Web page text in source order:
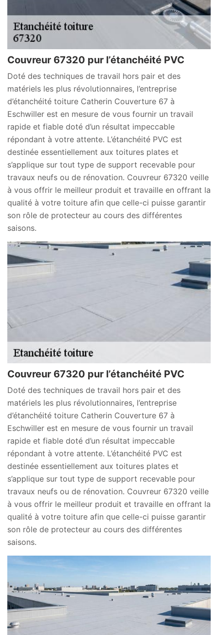
Couvreur 67320 pur l’étanchéité PVC
Doté des techniques de travail hors pair et des
matériels les plus révolutionnaires, l’entreprise
d’étanchéité toiture Catherin Couverture 67 à
Eschwiller est en mesure de vous fournir un travail
rapide et fiable doté d’un résultat impeccable
répondant à votre attente. L’étanchéité PVC est
destinée essentiellement aux toitures plates et
s’applique sur tout type de support recevable pour
travaux neufs ou de rénovation. Couvreur 67320 veille
à vous offrir le meilleur produit et travaille en offrant la
qualité à votre toiture afin que celle-ci puisse garantir
son rôle de protecteur au cours des différentes
saisons.
Couvreur 67320 pur l’étanchéité PVC
Doté des techniques de travail hors pair et des
matériels les plus révolutionnaires, l’entreprise
d’étanchéité toiture Catherin Couverture 67 à
Eschwiller est en mesure de vous fournir un travail
rapide et fiable doté d’un résultat impeccable
répondant à votre attente. L’étanchéité PVC est
destinée essentiellement aux toitures plates et
s’applique sur tout type de support recevable pour
travaux neufs ou de rénovation. Couvreur 67320 veille
à vous offrir le meilleur produit et travaille en offrant la
qualité à votre toiture afin que celle-ci puisse garantir
son rôle de protecteur au cours des différentes
saisons.